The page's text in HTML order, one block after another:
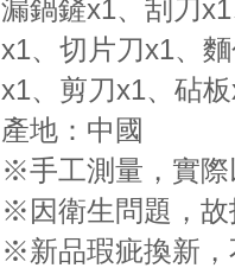
漏鍋鏟x1、刮刀
x1、切片刀x1、
x1、剪刀x1、砧
產地：中國
※手工測量，實際
※因衛生問題，故
※新品瑕疵換新，